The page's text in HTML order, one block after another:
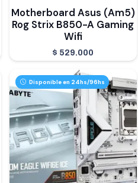
Motherboard Asus (Am5)
Rog Strix B850-A Gaming
Wifi
$ 529.000
Disponible en 24hs/96hs